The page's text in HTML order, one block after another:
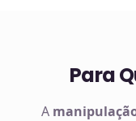
Para
A